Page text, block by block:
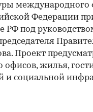
международного
Федерации
РФ под
Проект
офисов, жилья,
и социальной